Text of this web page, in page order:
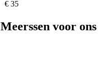
€ 35
Meerssen voor ons